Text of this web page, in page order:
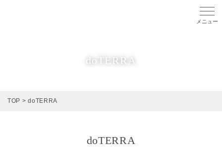
メニ
doTERRA
TOP >doTERRA
doTERRA